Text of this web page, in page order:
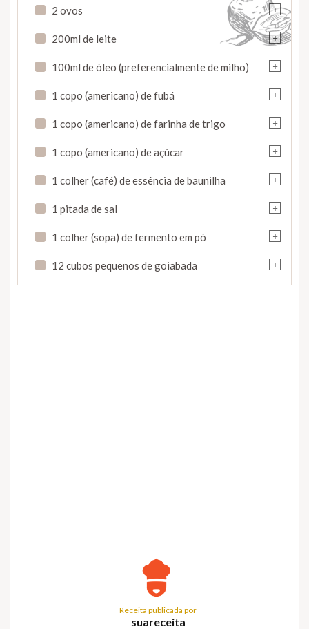
+
2 ovos
+
200ml de leite
+
100ml de óleo (preferencialmente de milho)
+
1 copo (americano) de fubá
+
1 copo (americano) de farinha de trigo
+
1 copo (americano) de açúcar
+
1 colher (café) de essência de baunilha
+
1 pitada de sal
+
1 colher (sopa) de fermento em pó
+
12 cubos pequenos de goiabada
Receita publicada por
suareceita